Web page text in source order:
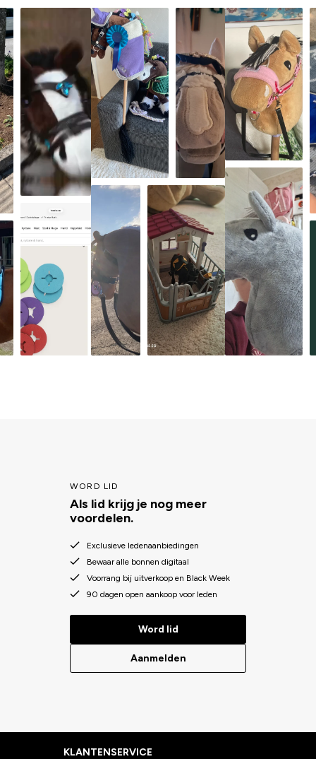
WORD LID
Als lid krijg je nog meer
voordelen.
Exclusieve ledenaanbiedingen
Bewaar alle bonnen digitaal
Voorrang bij uitverkoop en Black Week
90 dagen open aankoop voor leden
Word lid
Aanmelden
KLANTENSERVICE